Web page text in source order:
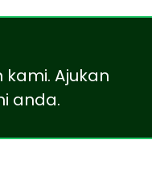
Ajukan
anda.